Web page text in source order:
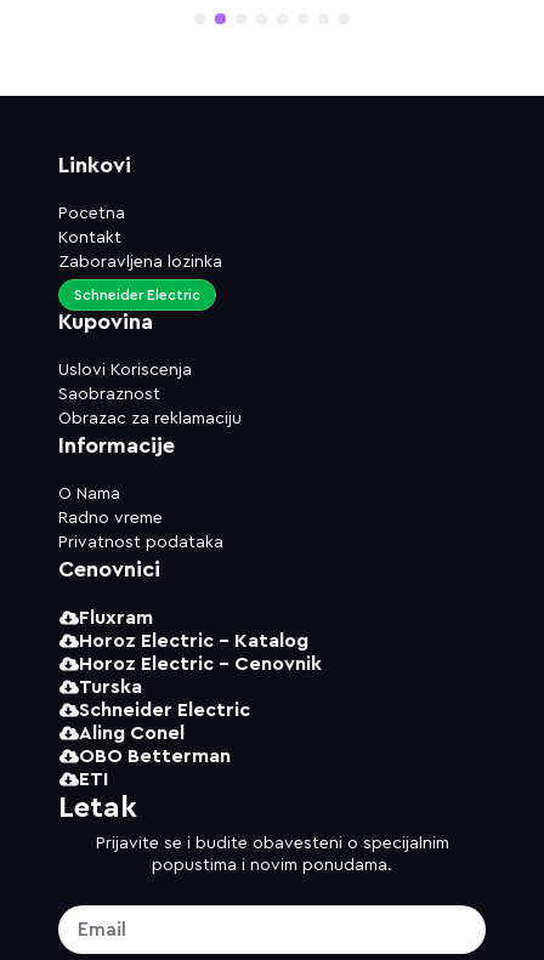
5
Linkovi
Pocetna
Kontakt
Zaboravljena lozinka
Kupovina
Uslovi Koriscenja
Saobraznost
Obrazac za reklamaciju
Schneider Electric
Informacije
O Nama
Radno vreme
Privatnost podataka
Cenovnici
Fluxram
Horoz Electric - Katalog
Horoz Electric - Cenovnik
Turska
Schneider Electric
Aling Conel
OBO Betterman
ETI
Letak
Prijavite se i budite obavesteni o specijalnim
popustima i novim ponudama.